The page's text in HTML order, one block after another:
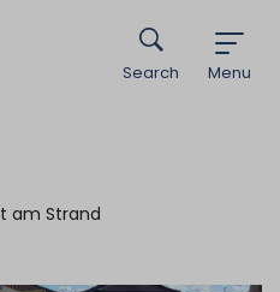
Menu
Search
am Strand